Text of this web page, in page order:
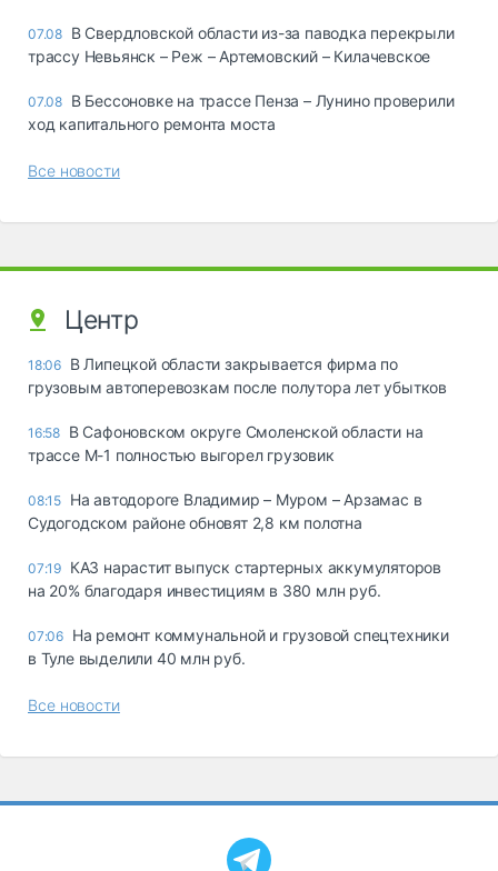
07.08 В Свердловской области из-за паводка перекрыли
трассу Невьянск – Реж – Артемовский – Килачевское
07.08 В Бессоновке на трассе Пенза – Лунино проверили
ход капитального ремонта моста
Все новости
Центр
18:06 В Липецкой области закрывается фирма по
грузовым автоперевозкам после полутора лет убытков
16:58 В Сафоновском округе Смоленской области на
трассе М-1 полностью выгорел грузовик
08:15 На автодороге Владимир – Муром – Арзамас в
Судогодском районе обновят 2,8 км полотна
07:19 КАЗ нарастит выпуск стартерных аккумуляторов
на 20% благодаря инвестициям в 380 млн руб.
07:06 На ремонт коммунальной и грузовой спецтехники
в Туле выделили 40 млн руб.
Все новости